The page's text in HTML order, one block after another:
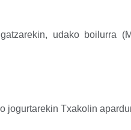
udako boilurra
Txakolin